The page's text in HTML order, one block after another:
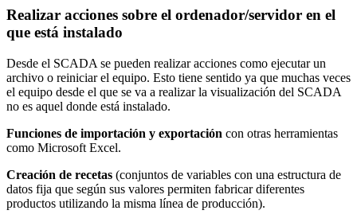
Realizar acciones sobre el ordenador/servidor en el
que está instalado
Desde el SCADA se pueden realizar acciones como ejecutar un
archivo o reiniciar el equipo. Esto tiene sentido ya que muchas veces
el equipo desde el que se va a realizar la visualización del SCADA
no es aquel donde está instalado.
Funciones de importación y exportación con otras herramientas
como Microsoft Excel.
Creación de recetas (conjuntos de variables con una estructura de
datos fija que según sus valores permiten fabricar diferentes
productos utilizando la misma línea de producción).